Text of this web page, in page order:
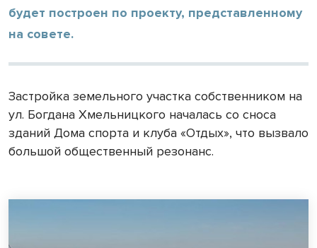
будет построен по проекту, представленному
на совете.
Застройка земельного участка собственником на
ул. Богдана Хмельницкого началась со сноса
зданий Дома спорта и клуба «Отдых», что вызвало
большой общественный резонанс.